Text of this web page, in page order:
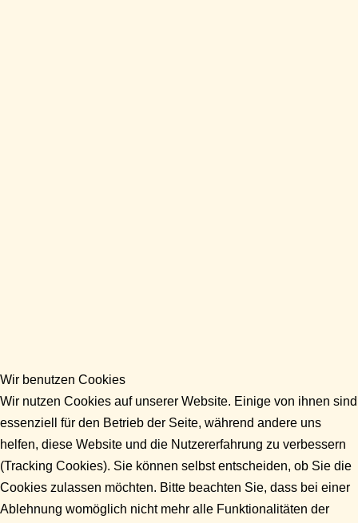
Wir benutzen Cookies
Wir nutzen Cookies auf unserer Website. Einige von ihnen sind
essenziell für den Betrieb der Seite, während andere uns
helfen, diese Website und die Nutzererfahrung zu verbessern
(Tracking Cookies). Sie können selbst entscheiden, ob Sie die
Cookies zulassen möchten. Bitte beachten Sie, dass bei einer
Ablehnung womöglich nicht mehr alle Funktionalitäten der